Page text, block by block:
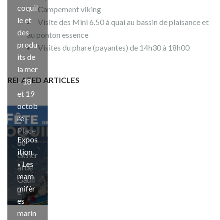
Campement viking
Visite des Mini 6.50 à quai au bassin de plaisance et
au ponton essence
Visites du phare (payantes) de 14h30 à 18h00
RELATED ARTICLES
coquil
le et
des
produ
its de
la mer
– 18
et 19
octob
re –
Place
du
Génér
al de
Gaull
e
Expos
ition
« Les
mam
mifèr
es
marin